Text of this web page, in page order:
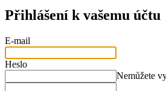
Přihlášení k vašemu účtu
E-mail
Heslo
Nemůžete